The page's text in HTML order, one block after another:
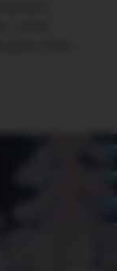
Катя
«Гимн
Рита